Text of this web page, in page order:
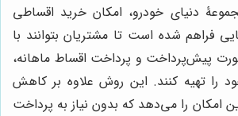
دنیای خودرو، امکان خرید اقساطی
فراهم شده است تا مشتریان بتوانند با
پیش‌پرداخت و پرداخت اقساط ماهانه،
را تهیه کنند. این روش علاوه بر کاهش
امکان را می‌دهد که بدون نیاز به پرداخت